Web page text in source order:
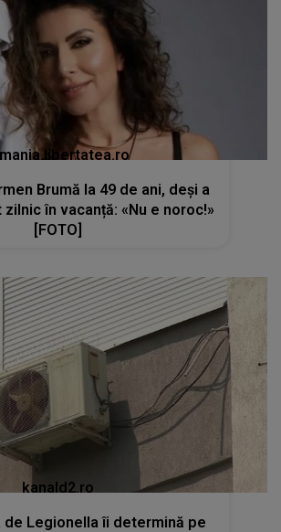
Brumă la 49 de ani, deși a
în vacanță: «Nu e noroc!»
[FOTO]
kanald2.ro
de Legionella îi determină pe